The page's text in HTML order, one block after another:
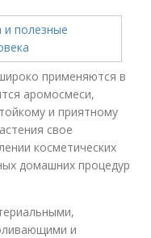
применяются в
аромосмеси,
и приятному
свое
косметических
домашних процедур
и